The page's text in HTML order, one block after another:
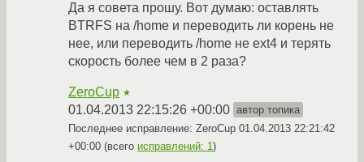
Да я совета прошу. Вот думаю: оставлять
BTRFS на /home и переводить ли корень не
нее, или переводить /home не ext4 и терять
скорость более чем в 2 раза?
ZeroCup ★
01.04.2013 22:15:26 +00:00 автор топика
Последнее исправление: ZeroCup 01.04.2013 22:21:42
+00:00 (всего исправлений: 1)